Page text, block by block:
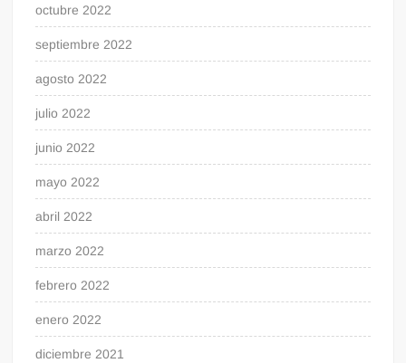
octubre 2022
septiembre 2022
agosto 2022
julio 2022
junio 2022
mayo 2022
abril 2022
marzo 2022
febrero 2022
enero 2022
diciembre 2021